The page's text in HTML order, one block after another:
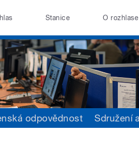
Stanice O rozhlase
odpovědnost Sdružení